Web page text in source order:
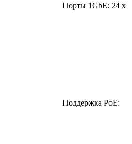
Порты 1GbE: 24 x
Поддержка PoE: